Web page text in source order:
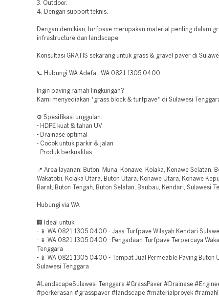
3. Outdoor.
4. Dengan support teknis.
Dengan demikian, turfpave merupakan material penting dalam
infrastructure dan landscape.
Konsultasi GRATIS sekarang untuk grass & gravel paver di
📞 Hubungi WA Adefa : WA 0821 1305 0400
Ingin paving ramah lingkungan?
Kami menyediakan *grass block & turfpave* di Sulawesi
⚙️ Spesifikasi unggulan:
- HDPE kuat & tahan UV
- Drainase optimal
- Cocok untuk parkir & jalan
- Produk berkualitas
📍 Area layanan: Buton, Muna, Konawe, Kolaka, Konawe Selatan,
Wakatobi, Kolaka Utara, Buton Utara, Konawe Utara, Konawe
Barat, Buton Tengah, Buton Selatan, Baubau, Kendari, Sulawesi
Hubungi via WA
🏢 Ideal untuk:
- 📱 WA 0821 1305 0400 - Jasa Turfpave Wilayah Kendari
- 📱 WA 0821 1305 0400 - Pengadaan Turfpave Terpercaya
Tenggara
- 📱 WA 0821 1305 0400 - Tempat Jual Permeable Paving Buton
Sulawesi Tenggara
#LandscapeSulawesi Tenggara #GrassPaver #Drainase
#perkerasan #grasspaver #landscape #materialproyek